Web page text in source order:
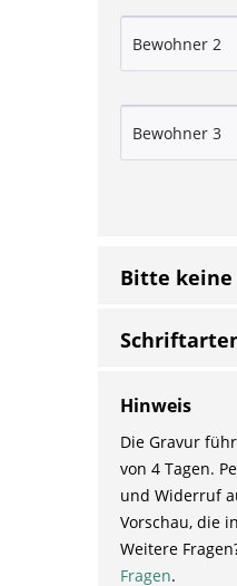
Bitte keine
Hinweis
Die Gravur
von 4 Tagen.
und Widerruf
Vorschau, die
Weitere
Fragen.